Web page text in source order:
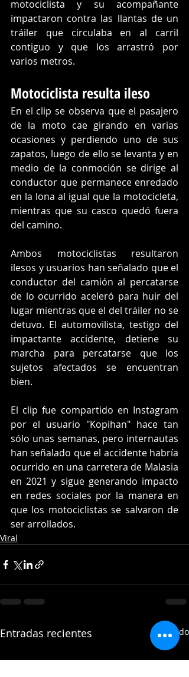
motociclista y su acompañante
impactaron contra las llantas de un
tráiler que circulaba en al carril
contiguo y que los arrastró por
varios metros.
Motociclista resulta ileso
En el clip se observa que el pasajero
de la moto cae girando en varias
ocasiones y perdiendo uno de sus
zapatos, luego de ello se levanta y en
medio de la conmoción se dirige al
conductor que permanece enredado
en la lona al igual que la motocicleta,
mientras que su casco quedó fuera
del camino.
Ambos motociclistas resultaron
ilesos y usuarios han señalado que el
conductor del camión al percatarse
de lo ocurrido aceleró para huir del
lugar mientras que el del tráiler no se
detuvo. El automovilista, testigo del
impactante accidente, detiene su
marcha para percatarse que los
sujetos afectados se encuentran
bien.
El clip fue compartido en Instagram
por el usuario "Kopihan" hace tan
sólo unas semanas, pero internautas
han señalado que el accidente habría
ocurrido en una carretera de Malasia
en 2021 y sigue generando impacto
en redes sociales por la manera en
que los motociclistas se salvaron de
ser arrollados.
Viral
Entradas recientes Ver todo